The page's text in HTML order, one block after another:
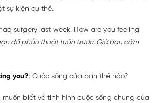
sự kiện cụ thể.
surgery last week. How are you feeling
đã phẫu thuật tuần trước. Giờ bạn cảm
you?: Cuộc sống của bạn thế nào?
muốn biết về tình hình cuộc sống chung của